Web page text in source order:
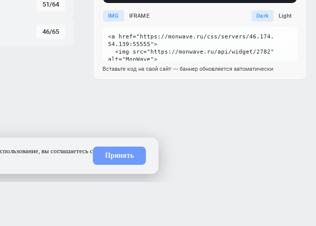
51/64
46/65
IMG IFRAME Dark Light
Вставьте код на свой сайт — баннер обновляется автоматически